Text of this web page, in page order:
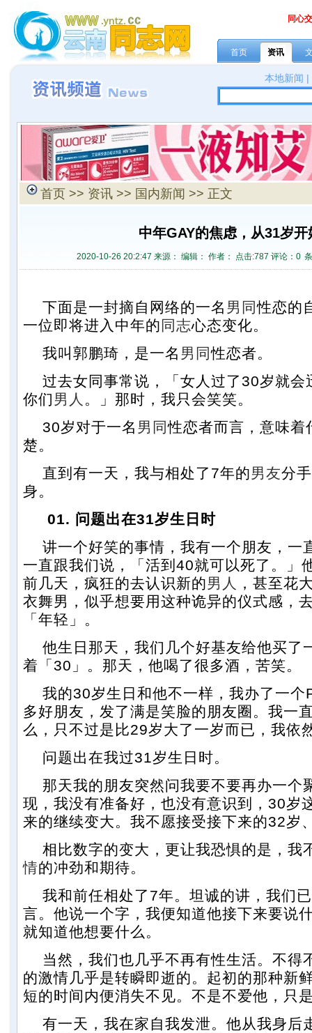
同心
首页 资讯
本地新闻 |
首页 >> 资讯 >> 国内新闻 >> 正文
中年GAY的焦虑，从31岁开
2020-10-26 20:2:47 来源： 编辑： 作者： 点击:787 评论： 0
下面是一封摘自网络的一名 男同性恋的
一位即将进入中年的 同志心态变化。
我叫郭鹏琦，是一名 男同性恋者。
过去女同事常说，「女人过了30岁就会
你们 男人 。」那时，我只会笑笑。
30岁对于一名 男同性恋者而言，意味着
楚。
直到有一天，我与相处了7年的男友分
身。
01. 问题出在31岁生日时
讲一个好笑的事情，我有一个朋友，一
一直跟我们说，「活到40就可以死了。」
前几天，疯狂的去认识新的男人
，甚至花
衣舞男，似乎想要用这种诡异的仪式感，
「年轻」。
他生日那天，我们几个好基友给他买了
着「30」。那天，他喝了很多酒，苦笑。
我的30岁生日和他不一样，我办了一个
多好朋友，发了满是笑脸的朋友圈。我一
么，只不过是比29岁大了一岁而已，我依
问题出在我过31岁生日时。
那天我的朋友突然问我要不要再办一个
现，我没有准备好，也没有意识到，30岁
来的继续变大。我不愿接受接下来的32岁
相比数字的变大，更让我恐惧的是，我
情的冲劲和期待。
我和前任相处了7年。坦诚的讲，我们
言。他说一个字，我便知道他接下来要说
就知道他想要什么。
当然，我们也几乎不再有性生活。不得
的激情几乎是转瞬即逝的。起初的那种新
短的时间内便消失不见。不是不爱他，只
有一天，我在家自我发泄。他从我身后